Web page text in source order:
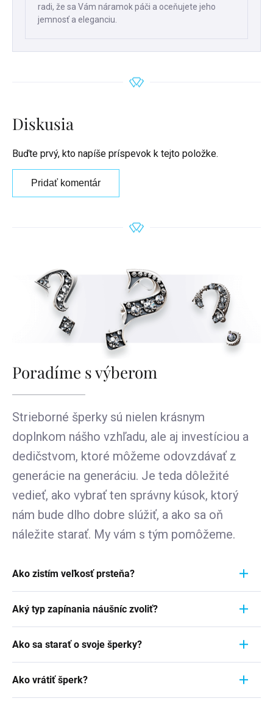
radi, že sa Vám náramok páči a oceňujete jeho
jemnosť a eleganciu.
Diskusia
Buďte prvý, kto napíše príspevok k tejto položke.
Pridať komentár
Poradíme s výberom
Strieborné šperky sú nielen krásnym
doplnkom nášho vzhľadu, ale aj investíciou a
dedičstvom, ktoré môžeme odovzdávať z
generácie na generáciu. Je teda dôležité
vedieť, ako vybrať ten správny kúsok, ktorý
nám bude dlho dobre slúžiť, a ako sa oň
náležite starať. My vám s tým pomôžeme.
Ako zistím veľkosť prsteňa?
Aby ste zistili jeho veľkosť, vezmite pravítko a
položte ho priamo na prstienok, ktorý momentálne
nosíte. Dôležité je zamerať sa na jeho VNÚTORNÝ
znamená to, že vaša veľkosť prstienka je 7.
Aký typ zapínania náušníc zvoliť?
pohodlie, bezpečnosť a štýl náušníc. Strieborné
náušnice zvyčajne majú klasické háčiky, ktoré sú
jednoduché a pohodlné. Náušnice s pevným
Ako sa starať o svoje šperky?
vkusu, ale často aj symbolom významnej životnej
Ako vrátiť šperk?